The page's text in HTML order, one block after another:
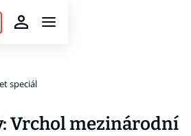
speciál
Vrchol mezinárodní